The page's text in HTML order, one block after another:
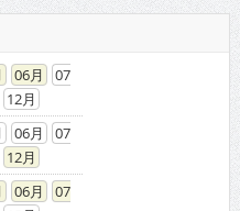
12
06
12
06
12